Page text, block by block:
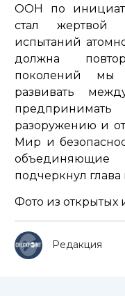
ООН по
стал жертвой
испытаний
должна
поколений мы
развивать
разоружению и
Мир и
объединяющие
подчеркнул глава
Фото из открытых
Редакция